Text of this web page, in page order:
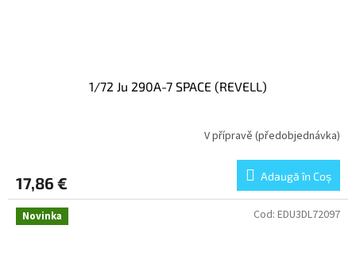
1/72 Ju 290A-7 SPACE (REVELL)
V přípravě (předobjednávka)
17,86 € Adaugă în Coş
Novinka Cod: EDU3DL72097